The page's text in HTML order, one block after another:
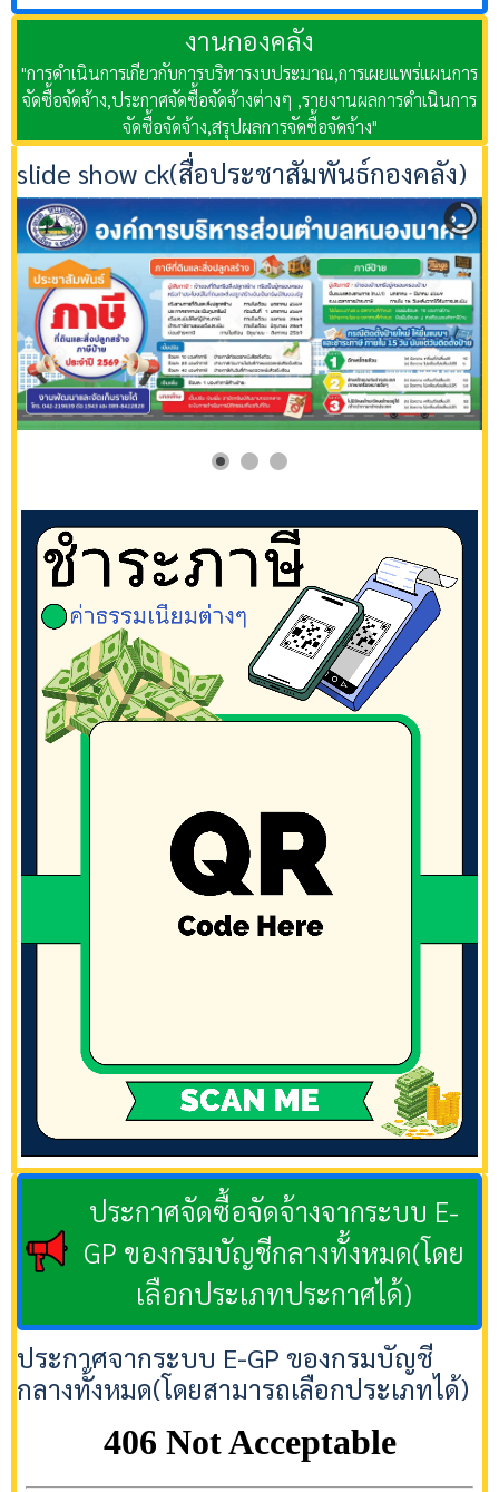
งานกองคลัง
"การดำเนินการเกียวกับการบริหารงบประมาณ,การเผยแพร่แผนการ
จัดซื้อจัดจ้าง,ประกาศจัดซื้อจัดจ้างต่างๆ ,รายงานผลการดำเนินการ
จัดซื้อจัดจ้าง,สรุปผลการจัดซื้อจัดจ้าง"
slide show ck(สื่อประชาสัมพันธ์กองคลัง)
ประกาศจัดซื้อจัดจ้างจากระบบ E-
GP ของกรมบัญชีกลางทั้งหมด(โดย
เลือกประเภทประกาศได้)
ประกาศจากระบบ E-GP ของกรมบัญชี
กลางทั้งหมด(โดยสามารถเลือกประเภทได้)